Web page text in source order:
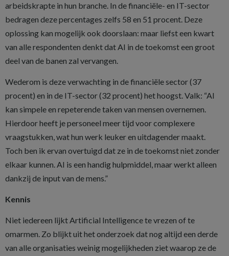
arbeidskrapte in hun branche. In de financiële- en IT-sector
bedragen deze percentages zelfs 58 en 51 procent. Deze
oplossing kan mogelijk ook doorslaan: maar liefst een kwart
van alle respondenten denkt dat AI in de toekomst een groot
deel van de banen zal vervangen.
Wederom is deze verwachting in de financiële sector (37
procent) en in de IT-sector (32 procent) het hoogst. Valk: “AI
kan simpele en repeterende taken van mensen overnemen.
Hierdoor heeft je personeel meer tijd voor complexere
vraagstukken, wat hun werk leuker en uitdagender maakt.
Toch ben ik ervan overtuigd dat ze in de toekomst niet zonder
elkaar kunnen. AI is een handig hulpmiddel, maar werkt alleen
dankzij de input van de mens.”
Kennis
Niet iedereen lijkt Artificial Intelligence te vrezen of te
omarmen. Zo blijkt uit het onderzoek dat nog altijd een derde
van alle organisaties weinig mogelijkheden ziet waarop ze de